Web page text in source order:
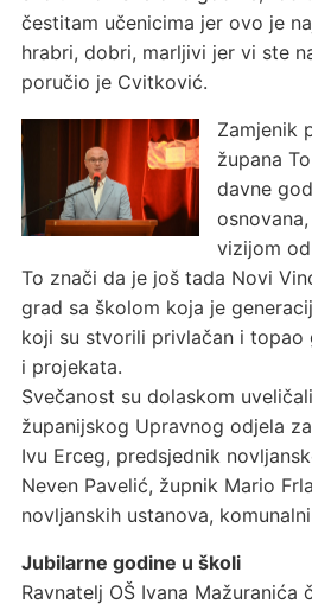
čestitam učenicima jer ovo je
hrabri, dobri, marljivi jer vi ste
poručio je Cvitković.
Zamjenik
župana
davne
vizijom
To znači da je još tada Novi
grad sa školom koja je
koji su stvorili privlačan i topao
i projekata.
Svečanost su dolaskom
županijskog Upravnog odjela
Ivu Erceg, predsjednik
Neven Pavelić, župnik Mario
novljanskih ustanova,
Jubilarne godine u školi
Ravnatelj OŠ Ivana Mažuranića